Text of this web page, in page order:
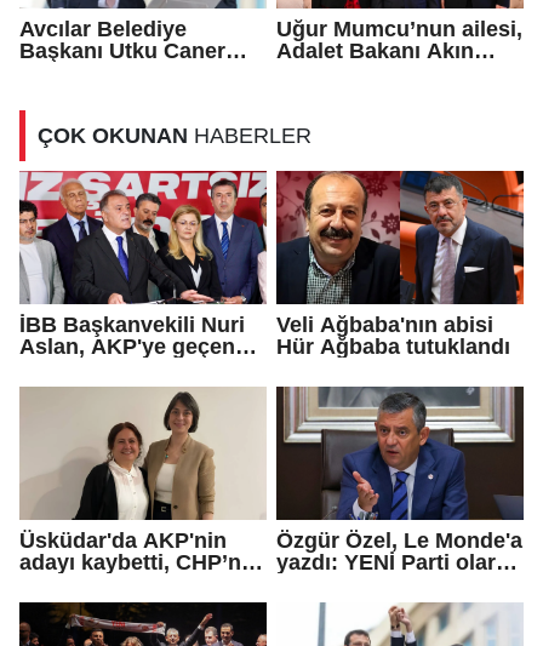
Avcılar Belediye
Başkanı Utku Caner
Uğur Mumcu’nun ailesi,
Adalet Bakanı Akın
ÇOK OKUNAN HABERLER
İBB Başkanvekili Nuri
Aslan, AKP'ye geçen
iddialarına yanıt verdi
Veli Ağbaba'nın abisi
Hür Ağbaba tutuklandı
Üsküdar'da AKP'nin
adayı kaybetti, CHP’nin
Çetinkaya Başkan
Vekili seçildi
Özgür Özel, Le Monde'a
yazdı: YENİ Parti olarak
öneriyoruz